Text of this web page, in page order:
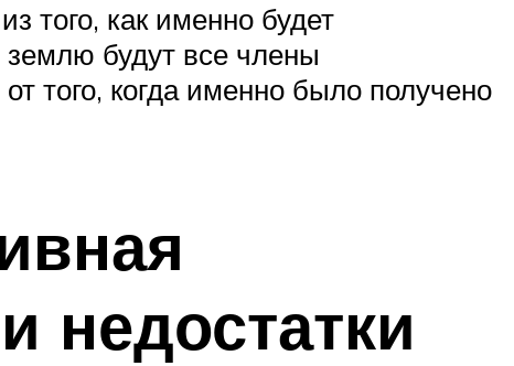
того, как именно будет
землю будут все члены
того, когда именно было получено
недостатки